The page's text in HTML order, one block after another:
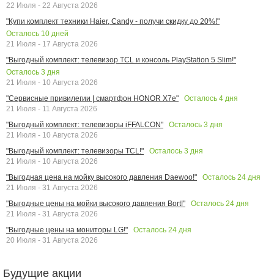
22 Июля - 22 Августа 2026
"Купи комплект техники Haier, Candy - получи скидку до 20%!"
Осталось 10 дней
21 Июля - 17 Августа 2026
"Выгодный комплект: телевизор TCL и консоль PlayStation 5 Slim!"
Осталось 3 дня
21 Июля - 10 Августа 2026
"Сервисные привилегии | смартфон HONOR X7e"
Осталось 4 дня
21 Июля - 11 Августа 2026
"Выгодный комплект: телевизоры iFFALCON"
Осталось 3 дня
21 Июля - 10 Августа 2026
"Выгодный комплект: телевизоры TCL!"
Осталось 3 дня
21 Июля - 10 Августа 2026
"Выгодная цена на мойку высокого давления Daewoo!"
Осталось 24 дня
21 Июля - 31 Августа 2026
"Выгодные цены на мойки высокого давления Bort!"
Осталось 24 дня
21 Июля - 31 Августа 2026
"Выгодные цены на мониторы LG!"
Осталось 24 дня
20 Июля - 31 Августа 2026
Будущие акции